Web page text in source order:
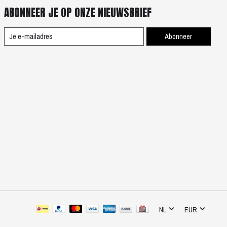
ABONNEER JE OP ONZE NIEUWSBRIEF
Abonneer
NL EUR